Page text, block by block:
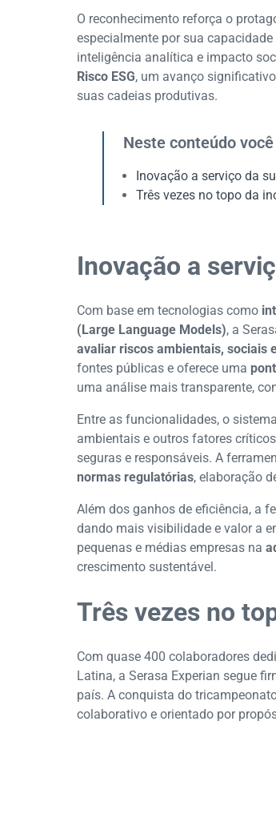
O reconhecimento reforça o
especialmente por sua
inteligência analítica e impacto
Risco ESG, um avanço
suas cadeias produtivas.
Neste conteúdo
Inovação a serviço da
Três vezes no topo da
Inovação a
Com base em tecnologias como
(Large Language Models), a
avaliar riscos ambientais, sociais
fontes públicas e oferece uma
uma análise mais transparente,
Entre as funcionalidades, o
ambientais e outros fatores
seguras e responsáveis. A
normas regulatórias, elaboração
Além dos ganhos de eficiência, a
dando mais visibilidade e valor a
pequenas e médias empresas na
crescimento sustentável.
Três vezes no
Com quase 400 colaboradores
Latina, a Serasa Experian segue
país. A conquista do
colaborativo e orientado por